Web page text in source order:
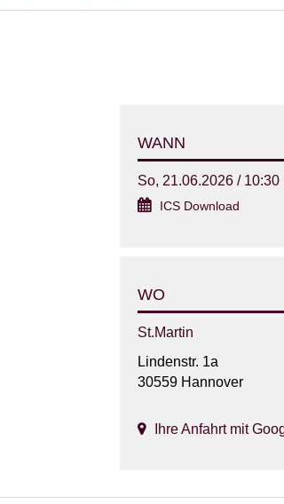
WANN
So, 21.06.2026 / 10:30
ICS Download
WO
St.Martin
Lindenstr. 1a
30559 Hannover
Ihre Anfahrt mit